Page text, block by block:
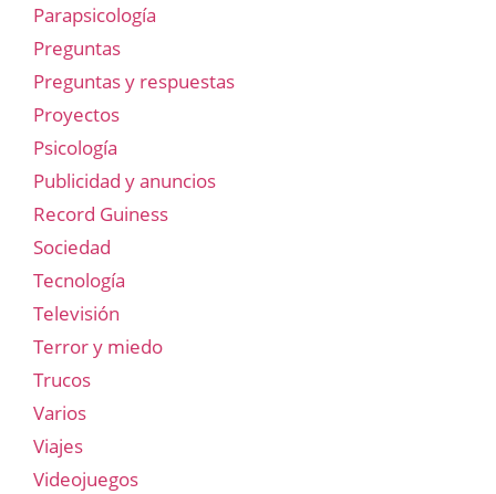
Parapsicología
Preguntas
Preguntas y respuestas
Proyectos
Psicología
Publicidad y anuncios
Record Guiness
Sociedad
Tecnología
Televisión
Terror y miedo
Trucos
Varios
Viajes
Videojuegos